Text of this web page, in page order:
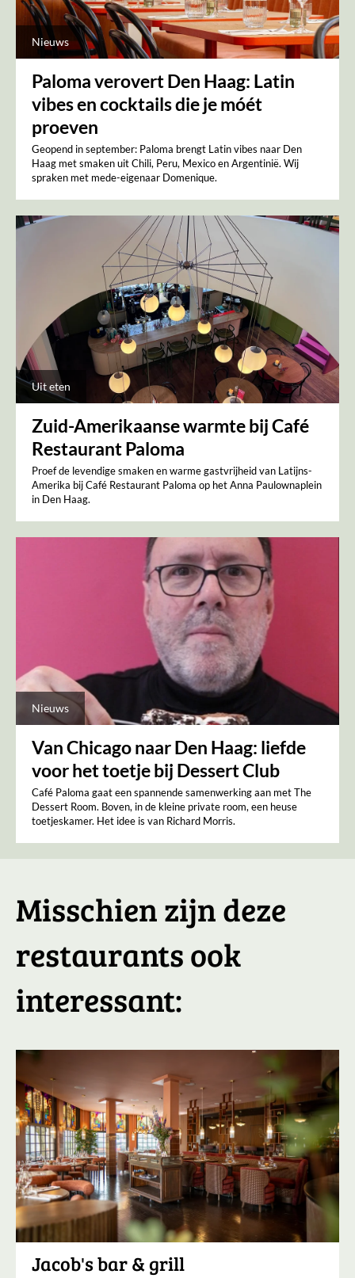
Nieuws
Paloma verovert Den Haag: Latin
vibes en cocktails die je móét
proeven
Geopend in september: Paloma brengt Latin vibes naar Den
Haag met smaken uit Chili, Peru, Mexico en Argentinië. Wij
spraken met mede-eigenaar Domenique.
Uit eten
Zuid-Amerikaanse warmte bij Café
Restaurant Paloma
Proef de levendige smaken en warme gastvrijheid van Latijns-
Amerika bij Café Restaurant Paloma op het Anna Paulownaplein
in Den Haag.
Nieuws
Van Chicago naar Den Haag: liefde
voor het toetje bij Dessert Club
Café Paloma gaat een spannende samenwerking aan met The
Dessert Room. Boven, in de kleine private room, een heuse
toetjeskamer. Het idee is van Richard Morris.
Misschien zijn deze
restaurants ook
interessant:
Jacob's bar & grill